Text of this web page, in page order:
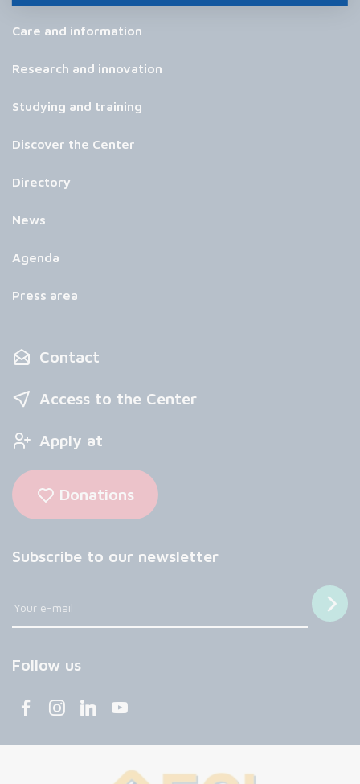
Care and information
Research and innovation
Studying and training
Discover the Center
Directory
News
Agenda
Press area
Contact
Access to the Center
Apply at
Donations
Subscribe to our newsletter
Follow us